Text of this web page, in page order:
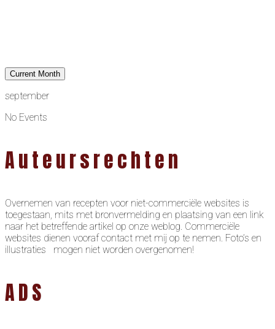
Current Month
september
No Events
Auteursrechten
Overnemen van recepten voor niet-commerciële websites is
toegestaan, mits met bronvermelding en plaatsing van een link
naar het betreffende artikel op onze weblog. Commerciële
websites dienen vooraf contact met mij op te nemen. Foto’s en
illustraties mogen niet worden overgenomen!
ADS